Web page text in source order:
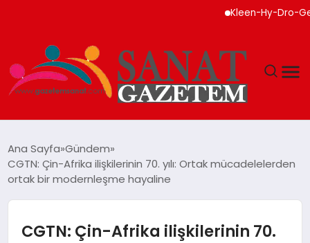
Kleen-Hy-Dro-Gen
TEKNOLOJI
Ana Sayfa Gündem
CGTN: Çin-Afrika ilişkilerinin 70. yılı: Ortak mücadelelerden
ortak bir modernleşme hayaline
CGTN: Çin-Afrika ilişkilerinin 70.